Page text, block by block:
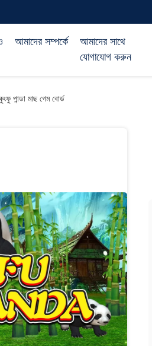
আমাদের সম্পর্কে
আমাদের সাথে
যোগাযোগ করুন
মাছ গেম বোর্ড